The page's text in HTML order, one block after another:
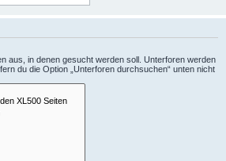
aus, in denen gesucht werden soll. Unterforen werden
du die Option „Unterforen durchsuchen“ unten nicht